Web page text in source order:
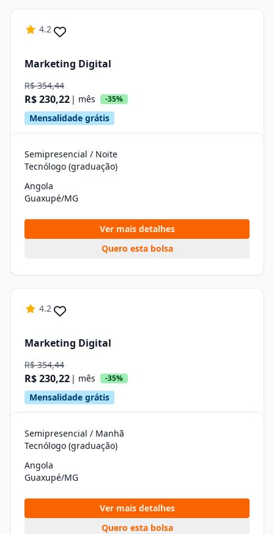
4.2
Marketing Digital
R$ 354,44
R$ 230,22 | mês -35%
Mensalidade grátis
Semipresencial / Noite
Tecnólogo (graduação)
Angola
Guaxupé/MG
Ver mais detalhes
Quero esta bolsa
4.2
Marketing Digital
R$ 354,44
R$ 230,22 | mês -35%
Mensalidade grátis
Semipresencial / Manhã
Tecnólogo (graduação)
Angola
Guaxupé/MG
Ver mais detalhes
Quero esta bolsa